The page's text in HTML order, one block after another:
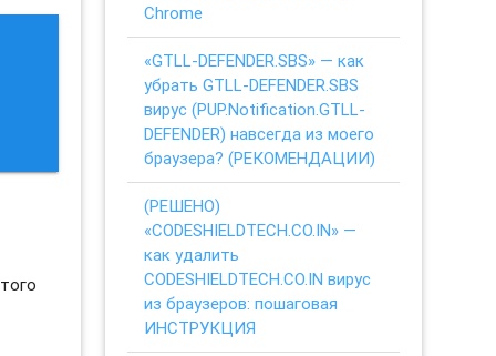
Chrome
«GTLL-DEFENDER.SBS» — как
убрать GTLL-DEFENDER.SBS
вирус (PUP.Notification.GTLL-
DEFENDER) навсегда из моего
браузера? (РЕКОМЕНДАЦИИ)
(РЕШЕНО)
«CODESHIELDTECH.CO.IN» —
как удалить
CODESHIELDTECH.CO.IN вирус
из браузеров: пошаговая
ИНСТРУКЦИЯ